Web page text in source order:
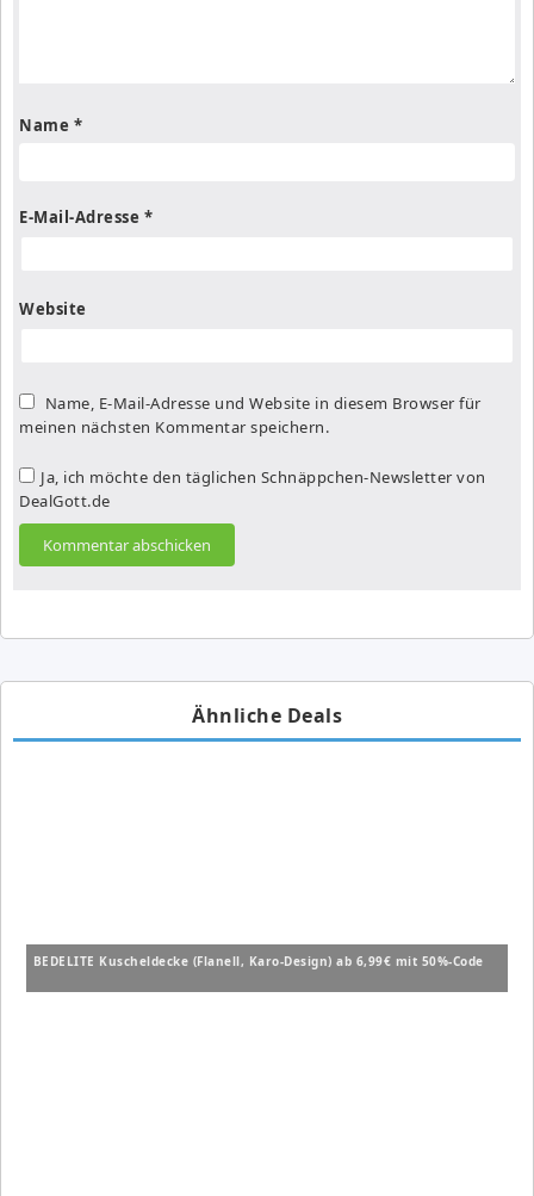
Name *
E-Mail-Adresse *
Website
Name, E-Mail-Adresse und Website in diesem Browser für
meinen nächsten Kommentar speichern.
Ja, ich möchte den täglichen Schnäppchen-Newsletter von
DealGott.de
Ähnliche Deals
BEDELITE Kuscheldecke (Flanell, Karo-Design) ab 6,99€ mit 50%-Code